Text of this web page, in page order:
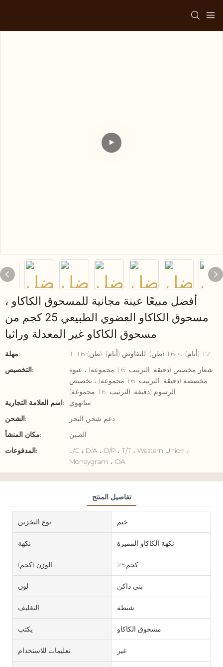
أفضل مبيعًا عينة مجانية للمسحوق الكاكاو ،
مسحوق الكاكاو العضوي الطبيعي 25 كجم من
مسحوق الكاكاو غير المعدلة وراثيا
مهلة:
1-16 (طن): 12 (أيام) ،> 16 (طن): للتفاوض (أيام)
التخصيص:
شعار مخصص (دقيقة. الترتيب: 16 مجموعة) ، عبوة
مخصصة (دقيقة. الترتيب: 16 مجموعة) ، تخصيص
الرسوم (دقيقة. الترتيب: 16 مجموعة)
اسم العلامة التجارية:
سانهوي
الشحن:
دعم شحن البحر
مكان المنشأ:
الصين
المدفوعات:
L/C ، D/A ، D/P ، T/T ، Western Union ،
Moneygram ، OA
تفاصيل المنتج
نوع التخزين ختم
نكهة نكهة الكاكاو المميزة
الوزن (كجم) كجم25
لون بني داكن
التغليف شنطة
يكتب مسحوق الكاكاو
تعليمات للاستخدام غير